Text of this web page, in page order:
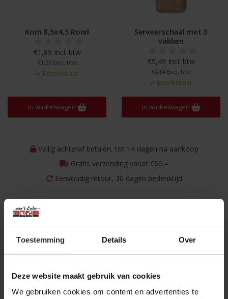
Toestemming Details Over
Deze website maakt gebruik van cookies
We gebruiken cookies om content en advertenties te
Kom 8,5x4,5 Rond
€1,89 Incl. btw
€1,56 Excl. btw
Beschikbaar
In winkelwagen
Serveerschaal met 3
vakken
€5,49 Incl. btw
€4,54 Excl. btw
Beschikbaar
In winkelwagen
Veilig achteraf betalen, tot 14 dagen na aankoop
Gratis verzending vanaf €60,=
Eenvoudig retour, 30 dagen bedenktijd